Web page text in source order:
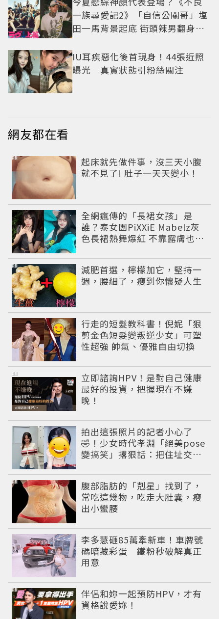
一族尋愛記2》「自信公關哥」塩
田一馬背景起底 街頭辣男翻身當
IU耳疾惡化後首現身！44張近照
曝光 真實狀態引粉絲關注
網友都在看
起床就先做件事，沒三天小腹
就不見了! 肚子一天天變小！
PR
全網瘋傳的「長裙女孩」是
誰？泰女團PiXXiE Mabelz灰
色長裙熱舞爆紅 不靠露膚也能
減肥首選，檸檬加它，堅持一
週，腰細了，瘦到你懷疑人生
PR
行走的短髮教科書！倪妮「狠
剪金色短髮變叛逆少女」可塑
性超強 帥氣、優雅自由切換
立即諮詢HPV！是對自己健康
最好的投資，把握現在不嫌
晚！
PR
拍出這張照片的記者小心了
🤣！少女時代孝淵「絕美pose
變搞笑」撂狠話：把住址交出
腹部脂肪的「剋星」找到了，
常吃這幾物，吃走大肚囊，瘦
出小蠻腰
PR
李多慧砸85萬牽新車！車牌號
碼暗藏彩蛋 鐵粉秒破解真正
用意
伴侶和妳一起預防HPV，才有
資格說愛妳！
PR